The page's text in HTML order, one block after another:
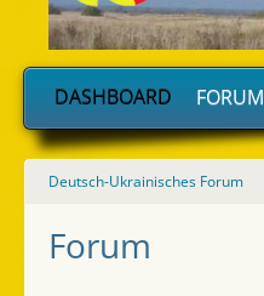
DASHBOARD FORUM
Deutsch-Ukrainisches Forum
Forum